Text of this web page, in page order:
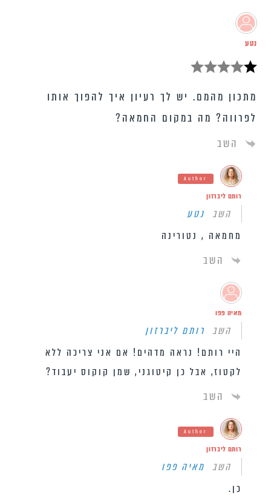
נטע
מתכון מהמם. יש לך רעיון איך להפוך אותו
לפרווה? מה במקום החמאה?
השב
Author
רותם ליברזון
השב נטע
מחמאה , נטורינה
השב
מאיה פפו
השב רותם ליברזון
היי רותם! נראה מדהים! אם אני צריכה ללא
לקטוז, אבל כן קיטוגני, שמן קוקוס יעבוד?
השב
Author
רותם ליברזון
השב מאיה פפו
כן.